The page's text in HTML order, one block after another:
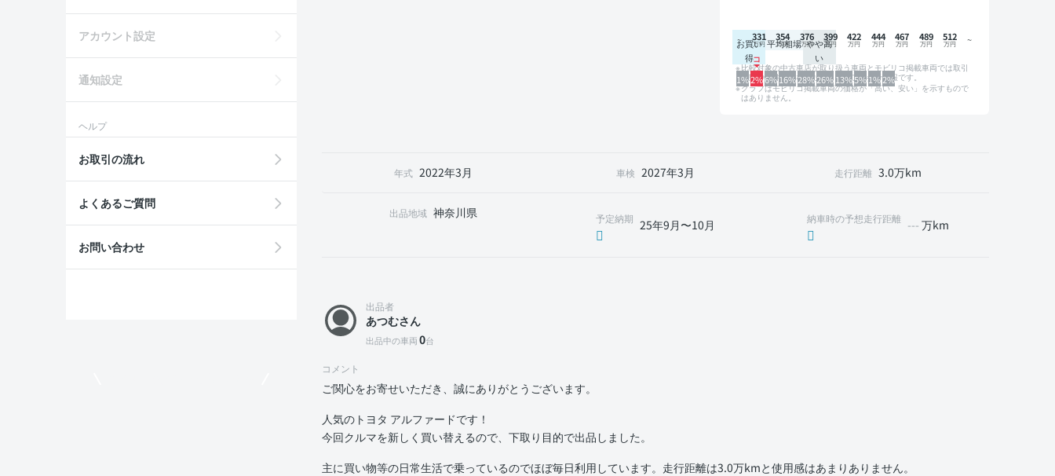
お買い
得
平均相場 やや高
い
1%2%6%16%28%26%13%5%1%2%
331 354 376 399 422 444 467 489 512
比較対象の中古車店が取り扱う車両とモビリコ掲載車両では取引
形態や条件が異なるため、グラフは参考情報です。
グラフはモビリコ掲載車両の価格が「高い、安い」を示すもので
はありません。
年式 2022年3月 車検 2027年3月 走行距離 3.0万km
出品地域 神奈川県 予定納期 25年9月〜10月 納車時の予想走行距離 --- 万km
出品者
あつむさん
出品中の車両0台
コメント
ご関心をお寄せいただき、誠にありがとうございます。
人気のトヨタ アルファードです！
今回クルマを新しく買い替えるので、下取り目的で出品しました。
主に買い物等の日常生活で乗っているのでほぼ毎日利用しています。走行距離は3.0万kmと使用感はあまりありません。
アカウント設定
通知設定
ヘルプ
お取引の流れ
よくあるご質問
お問い合わせ